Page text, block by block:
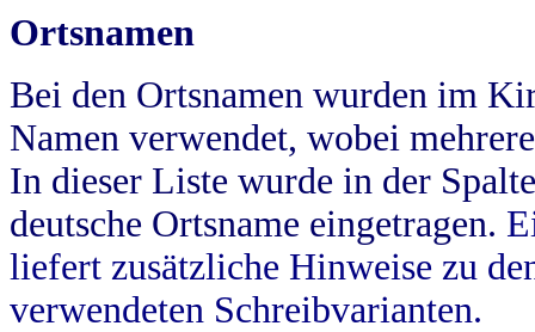
Ortsnamen
Bei den Ortsnamen wurden im
Namen verwendet, wobei
In dieser Liste wurde in der
deutsche Ortsname eingetragen.
liefert zusätzliche Hinweise zu
verwendeten Schreibvarianten.